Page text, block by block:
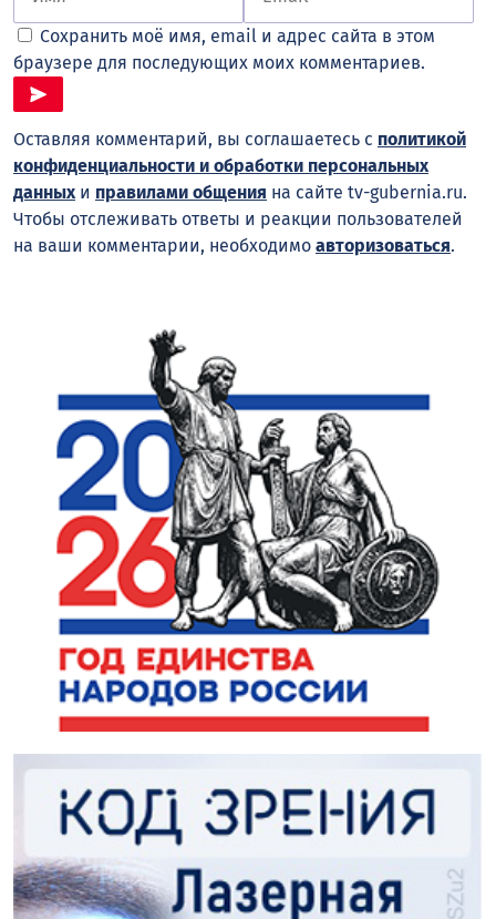
Сохранить моё имя, email и адрес сайта в этом
браузере для последующих моих комментариев.
Оставляя комментарий, вы соглашаетесь с политикой
конфиденциальности и обработки персональных
данныхи правилами общения на сайте tv-gubernia.ru.
Чтобы отслеживать ответы и реакции пользователей
на ваши комментарии, необходимо авторизоваться.